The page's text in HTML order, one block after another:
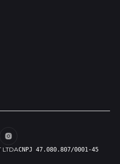
LTDACNPJ 47.080.807/0001-45